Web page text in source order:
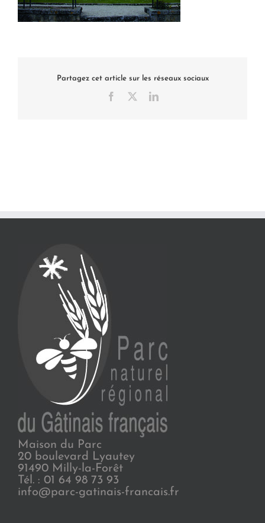
Partagez cet article sur les réseaux sociaux
Facebook LinkedIn
Maison du Parc
20 boulevard Lyautey
91490 Milly-la-Forêt
Tél. : 01 64 98 73 93
info@parc-gatinais-francais.fr